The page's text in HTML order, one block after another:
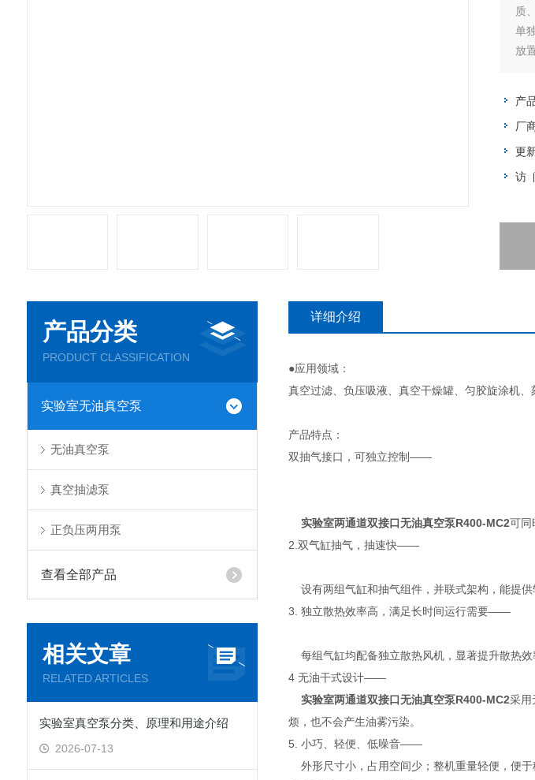
质
单
放
产
厂
更
访
产品分类
PRODUCT CLASSIFICATION
实验室无油真空泵
无油真空泵
真空抽滤泵
正负压两用泵
查看全部产品
相关文章
RELATED ARTICLES
实验室真空泵分类、原理和用途介绍
2026-07-13
详细介绍
●应用领域：
真空过滤、负压吸液、真空干燥罐、匀胶旋涂机、
产品特点：
双抽气接口，可独立控制——
实验室两通道双接口无油真空泵R400-MC2可同
2.双气缸抽气，抽速快——
设有两组气缸和抽气组件，并联式架构，能提供
3. 独立散热效率高，满足长时间运行需要——
每组气缸均配备独立散热风机，显著提升散热效
4 无油干式设计——
实验室两通道双接口无油真空泵R400-MC2采用
烦，也不会产生油雾污染。
5. 小巧、轻便、低噪音——
外形尺寸小，占用空间少；整机重量轻便，便于